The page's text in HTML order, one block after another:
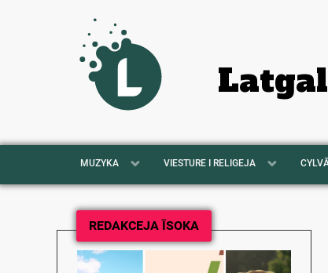
MUZYKA VIESTURE I RELIGEJA
REDAKCEJA ĪSOKA